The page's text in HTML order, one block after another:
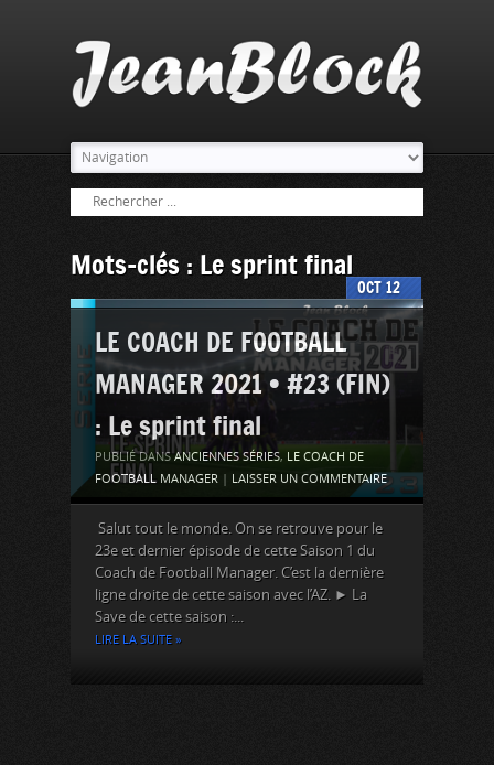
Mots-clés : Le sprint final
12
OCT
LE COACH DE FOOTBALL
MANAGER 2021 • #23 (FIN)
: Le sprint final
PUBLIÉ DANSANCIENNES SÉRIES, LE COACH DE
FOOTBALL MANAGER
LAISSER UN COMMENTAIRE
Salut tout le monde. On se retrouve pour le
23e et dernier épisode de cette Saison 1 du
Coach de Football Manager. C’est la dernière
ligne droite de cette saison avec l’AZ. ► La
Save de cette saison :...
LIRE LA SUITE »